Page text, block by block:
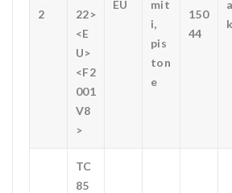
2
22>
<E
U>
<F2
001
V8
>
EU
mit
i,
pis
ton
e
150
44
TC
85